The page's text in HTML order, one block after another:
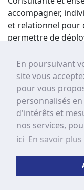
En poursuivant
site vous
pour vous
personnalisés
d'intérêts et
nos services,
ici En savoir plus
accompagner,
et relationnel pour
permettre de
Les